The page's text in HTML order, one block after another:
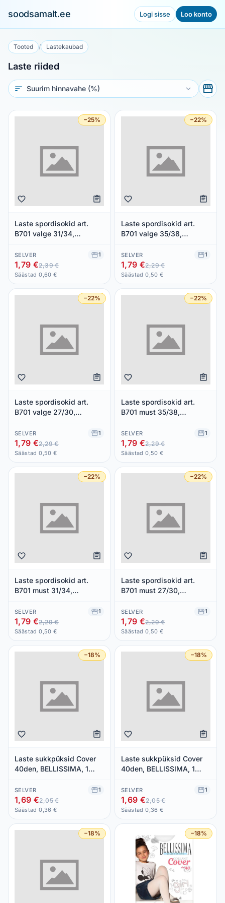
soodsamalt.ee Logi sisse Loo konto
Tooted / Lastekaubad
Laste riided
Sorteeri
−25%
Laste spordisokid art.
B701 valge 31/34,
SELVER 1
1,79 €2,39 €
Säästad 0,60 €
−22%
Laste spordisokid art.
B701 valge 35/38,
SELVER 1
1,79 €2,29 €
Säästad 0,50 €
−22%
Laste spordisokid art.
B701 valge 27/30,
SELVER 1
1,79 €2,29 €
Säästad 0,50 €
−22%
Laste spordisokid art.
B701 must 35/38,
SELVER 1
1,79 €2,29 €
Säästad 0,50 €
−22%
Laste spordisokid art.
B701 must 31/34,
SELVER 1
1,79 €2,29 €
Säästad 0,50 €
−22%
Laste spordisokid art.
B701 must 27/30,
SELVER 1
1,79 €2,29 €
Säästad 0,50 €
−18%
Laste sukkpüksid Cover
40den, BELLISSIMA, 1
SELVER 1
1,69 €2,05 €
Säästad 0,36 €
−18%
Laste sukkpüksid Cover
40den, BELLISSIMA, 1
SELVER 1
1,69 €2,05 €
Säästad 0,36 €
−18% −18%